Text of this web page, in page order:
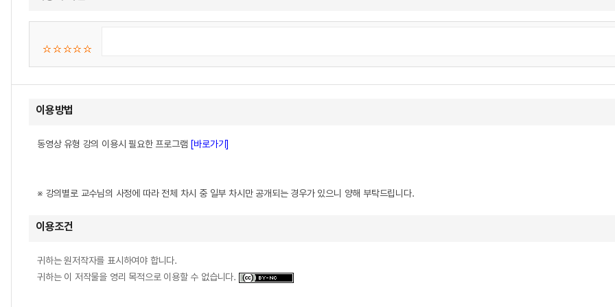
이용방법
동영상 유형 강의 이용시 필요한 프로그램 [바로가기]
※ 강의별로 교수님의 사정에 따라 전체 차시 중 일부 차시만 공개되는 경우가 있으니 양해 부탁드립니다.
이용조건
귀하는 원저작자를 표시하여야 합니다.
귀하는 이 저작물을 영리 목적으로 이용할 수 없습니다.